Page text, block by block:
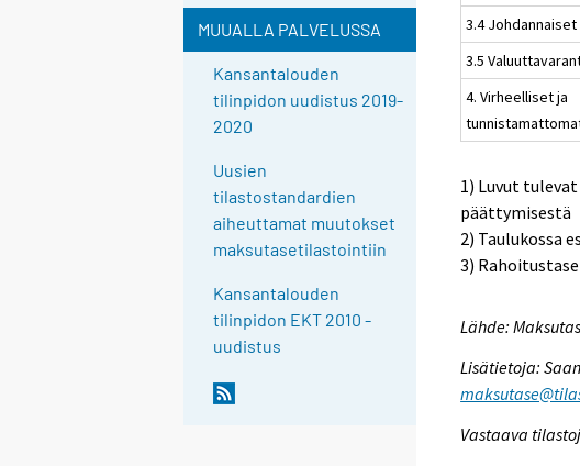
MUUALLA PALVELUSSA
Kansantalouden
tilinpidon uudistus 2019-
2020
Uusien
tilastostandardien
aiheuttamat muutokset
maksutasetilastointiin
Kansantalouden
tilinpidon EKT 2010 -
uudistus
3.4 Johdannaiset
3.5
4. Virheelliset ja
1) Luvut
päättymisestä
2) Taulukossa
3)
Lähde:
Lisätietoja:
Vastaava